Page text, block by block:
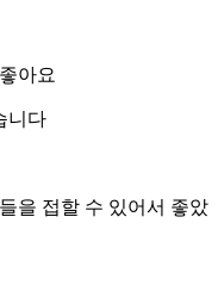
아요
니다
을 접할 수 있어서 좋았